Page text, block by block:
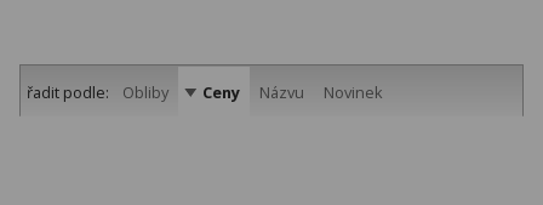
řadit podle: Obliby Ceny Názvu Novinek